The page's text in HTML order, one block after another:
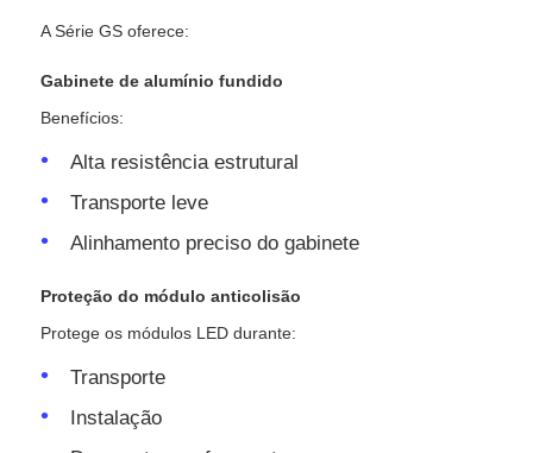
A Série GS oferece:
Gabinete de alumínio fundido
Benefícios:
Alta resistência estrutural
Transporte leve
Alinhamento preciso do gabinete
Proteção do módulo anticolisão
Protege os módulos LED durante:
Transporte
Instalação